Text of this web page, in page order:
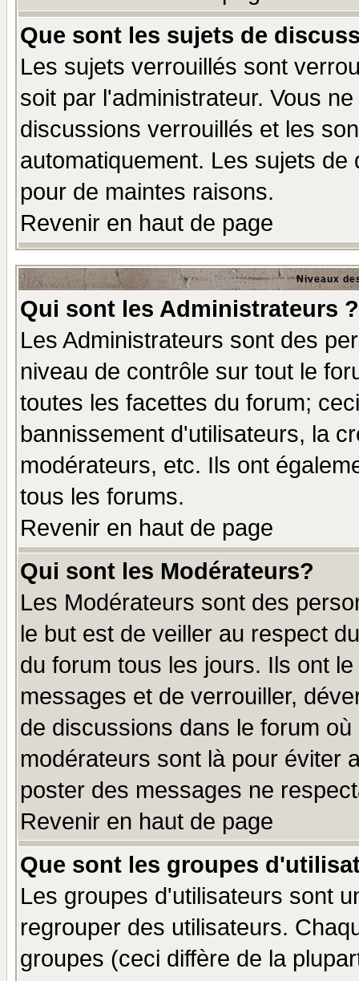
Que sont les sujets de
Les sujets verrouillés sont
soit par l'administrateur. Vous
discussions verrouillés et les
automatiquement. Les sujets
pour de maintes raisons.
Revenir en haut de page
Niveaux
Qui sont les Administrateurs ?
Les Administrateurs sont des
niveau de contrôle sur tout le
toutes les facettes du forum;
bannissement d'utilisateurs, la
modérateurs, etc. Ils ont
tous les forums.
Revenir en haut de page
Qui sont les Modérateurs?
Les Modérateurs sont des
le but est de veiller au respect
du forum tous les jours. Ils ont
messages et de verrouiller,
de discussions dans le forum
modérateurs sont là pour éviter
poster des messages ne
Revenir en haut de page
Que sont les groupes
Les groupes d'utilisateurs sont
regrouper des utilisateurs.
groupes (ceci diffère de la